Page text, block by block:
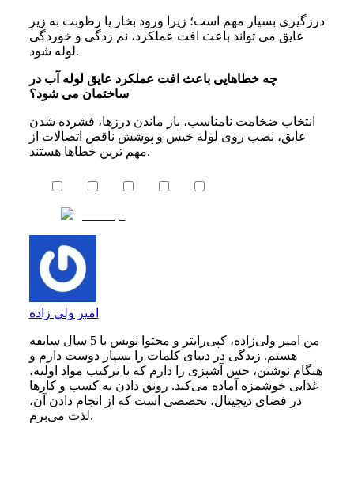
درزگیری بسیار مهم است؛ زیرا ورود بخار یا رطوبت به زیر
عایق می تواند باعث افت عملکرد، نم زدگی و خوردگی
لوله شود.
چه خطاهایی باعث افت عملکرد عایق لوله آب در
ساختمان می شود؟
انتخاب ضخامت نامناسب، باز ماندن درزها، فشرده شدن
عایق، نصب روی لوله خیس و پوشش ناقص اتصالات از
مهم ترین خطاها هستند.
امیر ولی زاده
من امیر ولی‌زاده، کپی‌رایتر و محتوا نویس با 5 سال سابقه
هستم. زندگی در دنیای کلمات را بسیار دوست دارم و
هنگام نوشتن، حس آشپزی را دارم که با ترکیب مواد اولیه،
غذایی خوشمزه آماده می‌کند. رونق دادن به کسب و کارها
در فضای دیجیتال، تخصصی است که از انجام دادن آن،
لذت می‌برم.